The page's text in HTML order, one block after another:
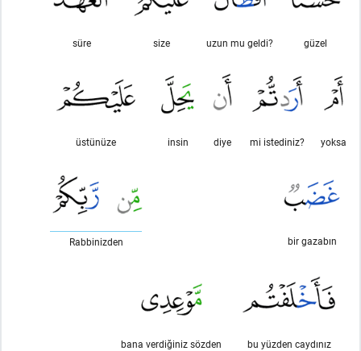
güzel
uzun mu geldi?
size
süre
yoksa
mi istediniz?
diye
insin
üstünüze
bir gazabın
Rabbinizden
bu yüzden caydınız
bana verdiğiniz sözden